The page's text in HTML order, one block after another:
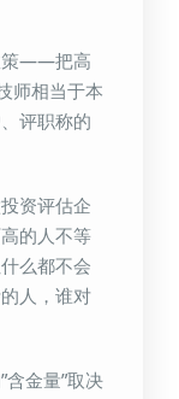
策——把高
师相当于本
评职称的
资评估企
的人不等
么都不会
人，谁对
金量”取决